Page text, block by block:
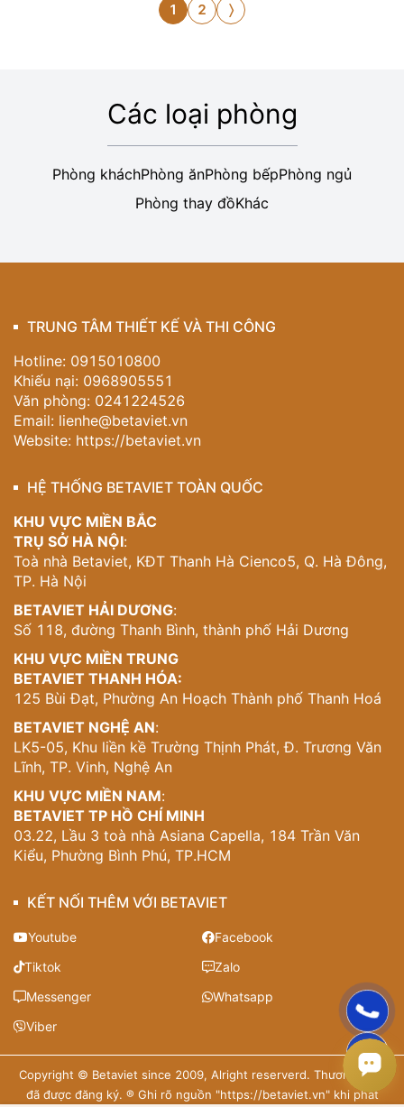
1 2 〉
Các loại phòng
Phòng kháchPhòng ănPhòng bếpPhòng ngủ
Phòng thay đồKhác
TRUNG TÂM THIẾT KẾ VÀ THI CÔNG
Hotline: 0915010800
Khiếu nại: 0968905551
Văn phòng: 0241224526
Email: lienhe@betaviet.vn
Website: https://betaviet.vn
HỆ THỐNG BETAVIET TOÀN QUỐC
KHU VỰC MIỀN BẮC
TRỤ SỞ HÀ NỘI:
Toà nhà Betaviet, KĐT Thanh Hà Cienco5, Q. Hà Đông,
TP. Hà Nội
BETAVIET HẢI DƯƠNG:
Số 118, đường Thanh Bình, thành phố Hải Dương
KHU VỰC MIỀN TRUNG
BETAVIET THANH HÓA:
125 Bùi Đạt, Phường An Hoạch Thành phố Thanh Hoá
BETAVIET NGHỆ AN:
LK5-05, Khu liền kề Trường Thịnh Phát, Đ. Trương Văn
Lĩnh, TP. Vinh, Nghệ An
KHU VỰC MIỀN NAM:
BETAVIET TP HỒ CHÍ MINH
03.22, Lầu 3 toà nhà Asiana Capella, 184 Trần Văn
Kiểu, Phường Bình Phú, TP.HCM
KẾT NỐI THÊM VỚI BETAVIET
Youtube
Facebook
Tiktok
Zalo
Messenger
Whatsapp
Viber
Copyright © Betaviet since 2009, Alright reserverd. Thương hiệu
đã được đăng ký. ® Ghi rõ nguồn "https://betaviet.vn" khi phát